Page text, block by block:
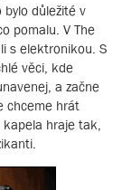
bylo důležité v
pomalu. V The
s elektronikou. S
věci, kde
a začne
chceme hrát
hraje tak,